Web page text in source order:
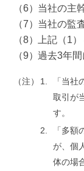
当社の主
当社の監
上記（1
過去3年
（注）
「当
取引が
す。
「多
が、個
体の場